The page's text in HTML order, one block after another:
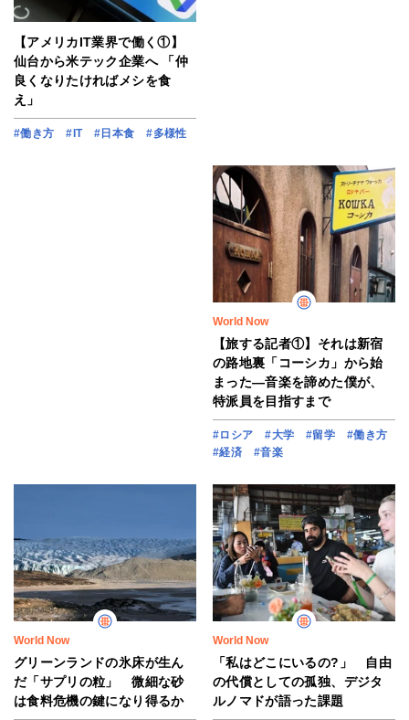
【アメリカIT業界で働く①】
仙台から米テック企業へ 「仲
良くなりたければメシを食
え」
#働き方 #IT #日本食 #多様性
World Now
【旅する記者①】それは新宿
の路地裏「コーシカ」から始
まった―音楽を諦めた僕が、
特派員を目指すまで
#ロシア #大学 #留学
#働き方
#経済
#音楽
World Now
グリーンランドの氷床が生ん
だ「サプリの粒」 微細な砂
は食料危機の鍵になり得るか
World Now
「私はどこにいるの?」 自由
の代償としての孤独、デジタ
ルノマドが語った課題